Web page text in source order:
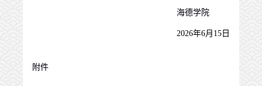
海德学院
2026年6月 15 日
附件